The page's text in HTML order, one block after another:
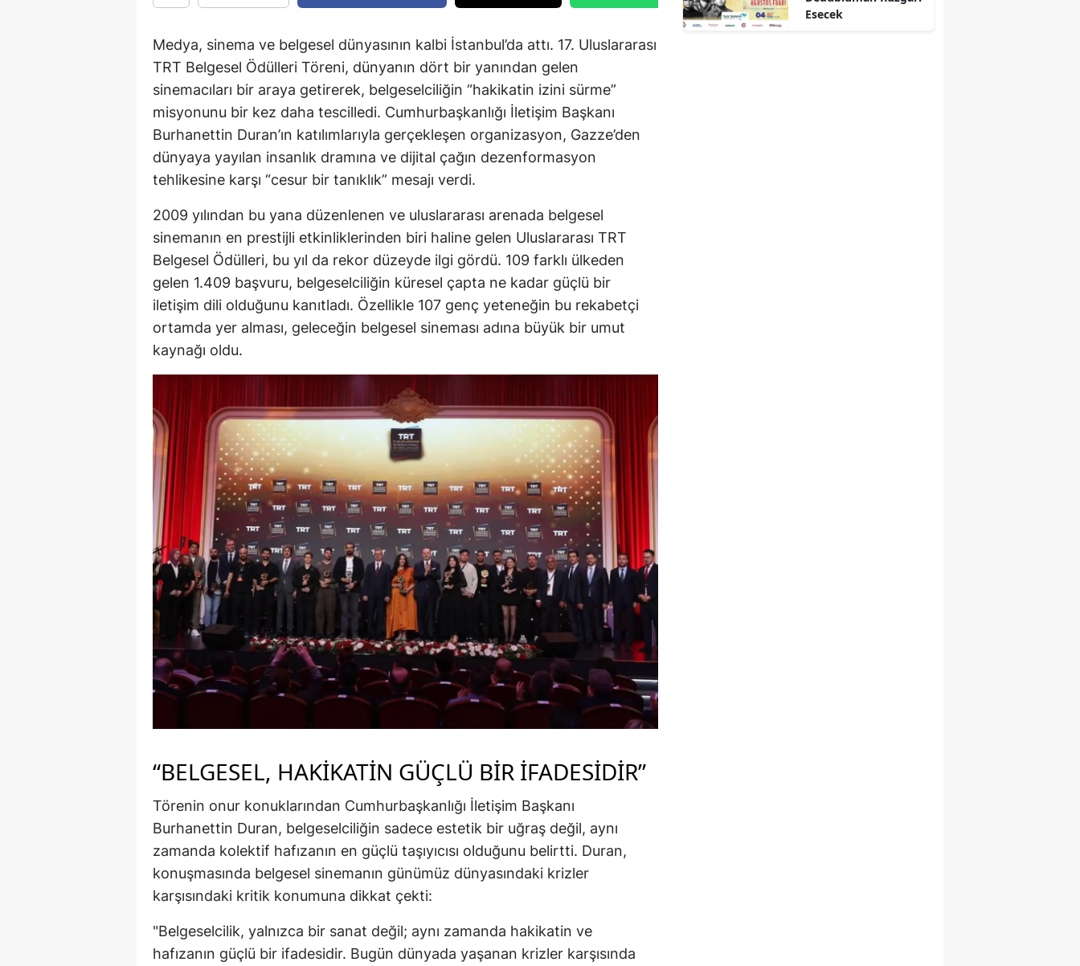
Medya, sinema ve belgesel dünyasının kalbi İstanbul’da attı. 17. Uluslararası
TRT Belgesel Ödülleri Töreni, dünyanın dört bir yanından gelen
sinemacıları bir araya getirerek, belgeselciliğin “hakikatin izini sürme”
misyonunu bir kez daha tescilledi. Cumhurbaşkanlığı İletişim Başkanı
Burhanettin Duran’ın katılımlarıyla gerçekleşen organizasyon, Gazze’den
dünyaya yayılan insanlık dramına ve dijital çağın dezenformasyon
tehlikesine karşı “cesur bir tanıklık” mesajı verdi.
2009 yılından bu yana düzenlenen ve uluslararası arenada belgesel
sinemanın en prestijli etkinliklerinden biri haline gelen Uluslararası TRT
Belgesel Ödülleri, bu yıl da rekor düzeyde ilgi gördü. 109 farklı ülkeden
gelen 1.409 başvuru, belgeselciliğin küresel çapta ne kadar güçlü bir
iletişim dili olduğunu kanıtladı. Özellikle 107 genç yeteneğin bu rekabetçi
ortamda yer alması, geleceğin belgesel sineması adına büyük bir umut
kaynağı oldu.
“BELGESEL, HAKİKATİN GÜÇLÜ BİR İFADESİDİR”
Törenin onur konuklarından Cumhurbaşkanlığı İletişim Başkanı
Burhanettin Duran, belgeselciliğin sadece estetik bir uğraş değil, aynı
zamanda kolektif hafızanın en güçlü taşıyıcısı olduğunu belirtti. Duran,
konuşmasında belgesel sinemanın günümüz dünyasındaki krizler
karşısındaki kritik konumuna dikkat çekti:
"Belgeselcilik, yalnızca bir sanat değil; aynı zamanda hakikatin ve
hafızanın güçlü bir ifadesidir. Bugün dünyada yaşanan krizler karşısında
Esecek